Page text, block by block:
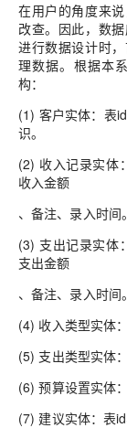
在用户的角度来
改查。因此，数
进行数据设计时
理数据。根据本
构：
(1) 客户实体：表
识。
(2) 收入记录实体
收入金额
、备注、录入时间。
(3) 支出记录实体
支出金额
、备注、录入时间。
(4) 收入类型实体
(5) 支出类型实体
(6) 预算设置实体
(7) 建议实体：表